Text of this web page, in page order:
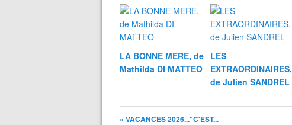
LA BONNE MERE, de
Mathilda DI MATTEO
LES
EXTRAORDINAIRES,
de Julien SANDREL
« VACANCES 2026..."C'EST...